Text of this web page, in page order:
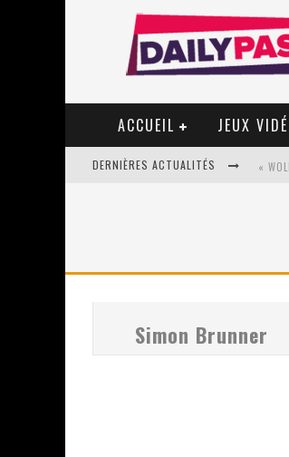
ACCUEIL JEUX
DERNIÈRES ACTUALITÉS «
«
«
Simon Brunner